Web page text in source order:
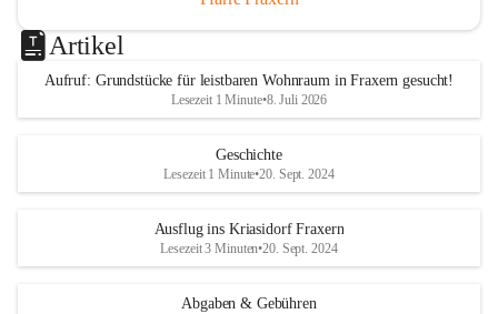
Artikel
Aufruf: Grundstücke für leistbaren Wohnraum in Fraxern gesucht!
Lesezeit 1 Minute•8. Juli 2026
Geschichte
Lesezeit 1 Minute•20. Sept. 2024
Ausflug ins Kriasidorf Fraxern
Lesezeit 3 Minuten•20. Sept. 2024
Abgaben & Gebühren